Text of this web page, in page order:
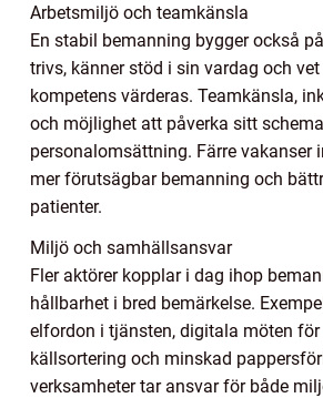
Arbetsmiljö och teamkänsla
En stabil bemanning bygger också
trivs, känner stöd i sin vardag och
kompetens värderas. Teamkänsla,
och möjlighet att påverka sitt
personalomsättning. Färre vakanser
mer förutsägbar bemanning och
patienter.
Miljö och samhällsansvar
Fler aktörer kopplar i dag ihop
hållbarhet i bred bemärkelse.
elfordon i tjänsten, digitala möten
källsortering och minskad
verksamheter tar ansvar för både